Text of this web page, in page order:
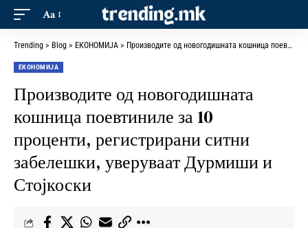
Aa
Trending > Blog > ЕКОНОМИЈА > Производите од новогодишната кошница поевтиниле за 10 проценти, регистрирани ситни забелешки, уверуваат Дурмиши и Стојкоски
ЕКОНОМИЈА
Производите од новогодишната
кошница поевтиниле за 10
проценти, регистрирани ситни
забелешки, уверуваат Дурмиши и
Стојкоски